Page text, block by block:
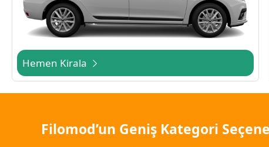
Hemen Kirala
Filomod’un Geniş Kategori